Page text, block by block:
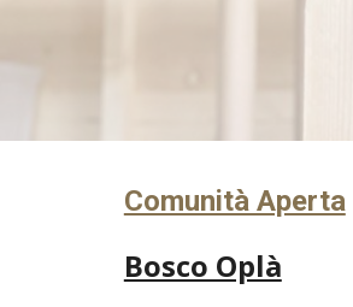
Comunità Aperta
Bosco Oplà